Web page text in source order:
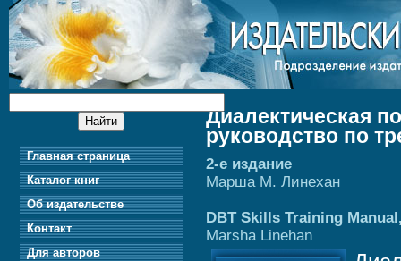
Диалектическая
руководство по
2-е издание
Марша М. Линехан
DBT Skills Training
Marsha Linehan
Главная страница
Каталог книг
Об издательстве
Контакт
Для авторов